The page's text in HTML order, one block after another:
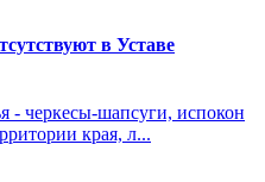
в Уставе
- черкесы-шапсуги, испокон
края, л...